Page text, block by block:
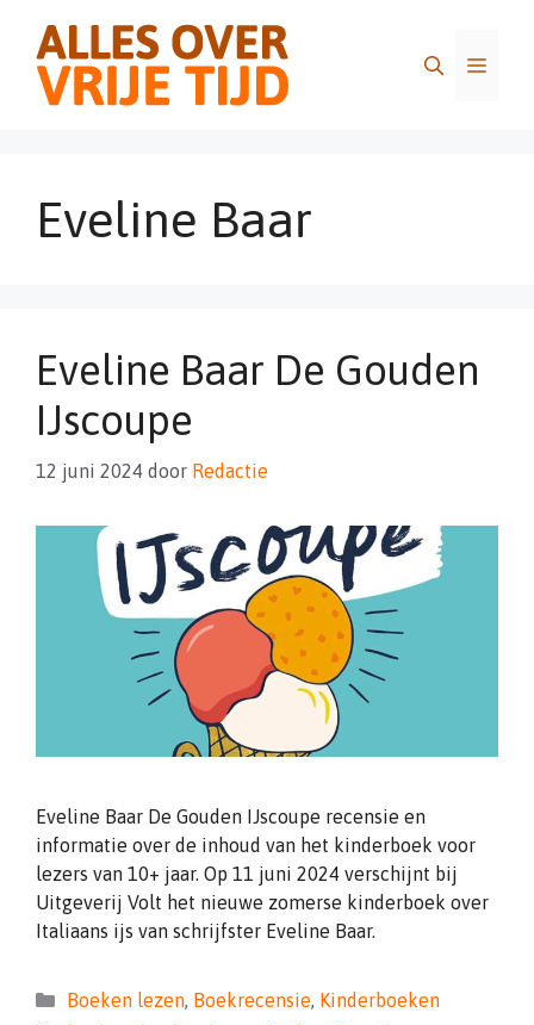
inhoud
Menu
Eveline Baar
Eveline Baar De Gouden
IJscoupe
12 juni 2024 door Redactie
Eveline Baar De Gouden IJscoupe recensie en
informatie over de inhoud van het kinderboek voor
lezers van 10+ jaar. Op 11 juni 2024 verschijnt bij
Uitgeverij Volt het nieuwe zomerse kinderboek over
Italiaans ijs van schrijfster Eveline Baar.
Categorieën
Boeken lezen, Boekrecensie, Kinderboeken